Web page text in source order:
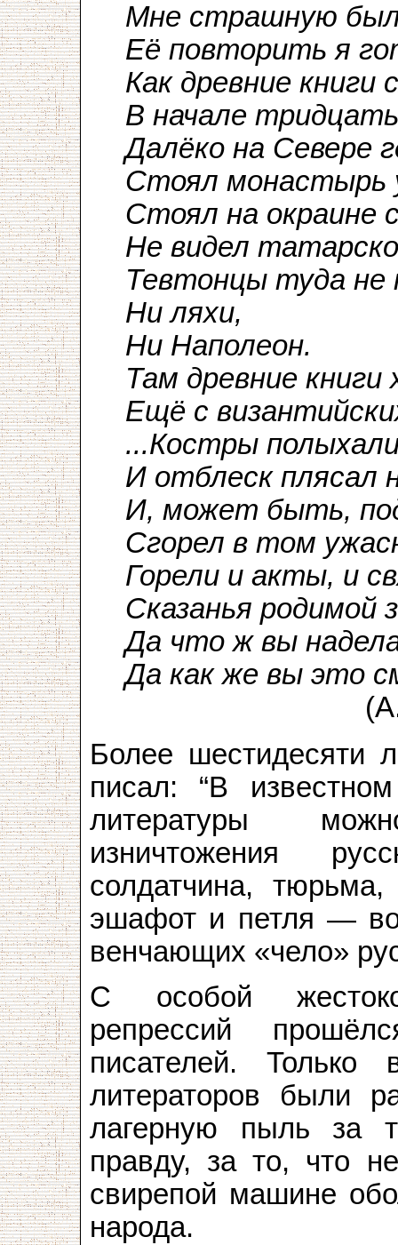
Мне страшную
Её повторить я
Как древние книги
В начале
Далёко на Севере
Стоял монастырь
Стоял на окраине
Не видел
Тевтонцы туда не
Ни ляхи,
Ни Наполеон.
Там древние книги
Ещё с
...Костры
И отблеск плясал
И, может быть,
Сгорел в том
Горели и акты, и
Сказанья родимой
Да что ж вы
Да как же вы это
Более шестидесяти
писал: “В
литературы
изничтожения
солдатчина, тюрьма,
эшафот и петля —
венчающих «чело»
С особой
репрессий
писателей. Только
литераторов были
лагерную пыль за
правду, за то, что
свирепой машине
народа.